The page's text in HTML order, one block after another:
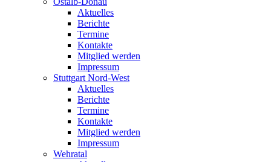
Aktuelles
Berichte
Termine
Kontakte
Mitglied werden
Impressum
Stuttgart Nord-West
Aktuelles
Berichte
Termine
Kontakte
Mitglied werden
Impressum
Wehratal